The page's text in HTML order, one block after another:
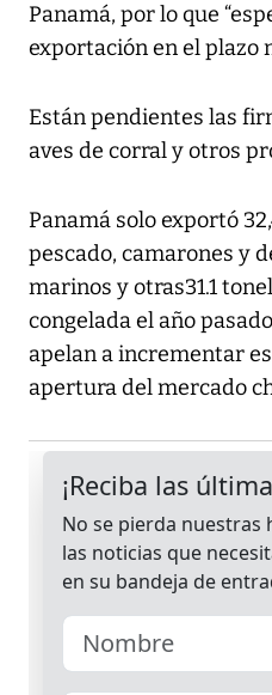
Panamá, por lo que
exportación en el plazo
Están pendientes las
aves de corral y otros
Panamá solo exportó
pescado, camarones y
marinos y otras31.1
congelada el año
apelan a incrementar
apertura del mercado